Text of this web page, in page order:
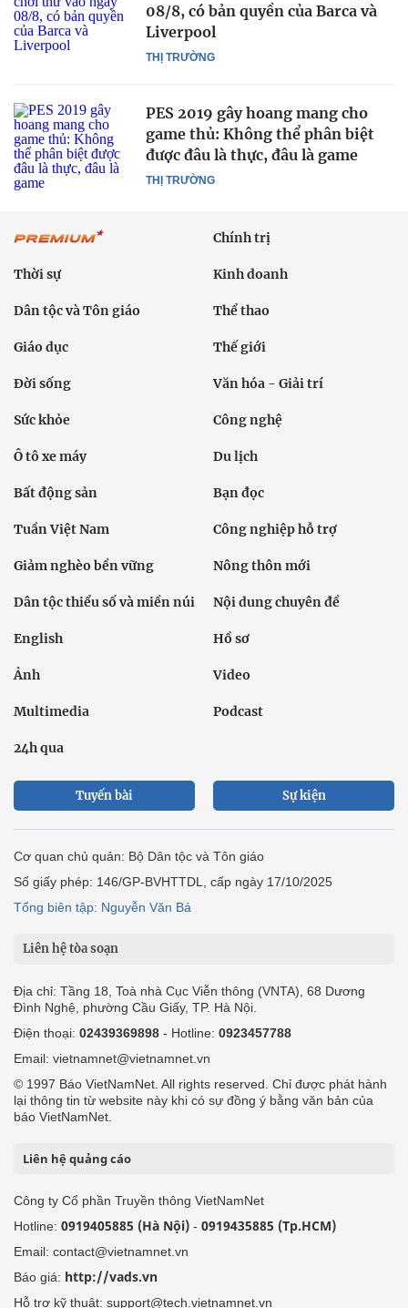
THỊ TRƯỜNG
08/8, có bản quyền của Barca và
Liverpool
THỊ TRƯỜNG
PES 2019 gây hoang mang cho
game thủ: Không thể phân biệt
được đâu là thực, đâu là game
Chính trị
Thời sự Kinh doanh
Dân tộc và Tôn giáo Thể thao
Giáo dục Thế giới
Đời sống Văn hóa - Giải trí
Sức khỏe Công nghệ
Ô tô xe máy Du lịch
Bất động sản Bạn đọc
Tuần Việt Nam Công nghiệp hỗ trợ
Giảm nghèo bền vững Nông thôn mới
Dân tộc thiểu số và miền núi Nội dung chuyên đề
English Hồ sơ
Ảnh Video
Multimedia Podcast
24h qua
Tuyến bài Sự kiện
Cơ quan chủ quản: Bộ Dân tộc và Tôn giáo
Số giấy phép: 146/GP-BVHTTDL, cấp ngày 17/10/2025
Tổng biên tập: Nguyễn Văn Bá
Liên hệ tòa soạn
Địa chỉ: Tầng 18, Toà nhà Cục Viễn thông (VNTA), 68 Dương
Đình Nghệ, phường Cầu Giấy, TP. Hà Nội.
Điện thoại: 02439369898 - Hotline: 0923457788
Email: vietnamnet@vietnamnet.vn
© 1997 Báo VietNamNet. All rights reserved. Chỉ được phát hành
lại thông tin từ website này khi có sự đồng ý bằng văn bản của
báo VietNamNet.
Liên hệ quảng cáo
Công ty Cổ phần Truyền thông VietNamNet
Hotline: 0919405885 (Hà Nội) - 0919435885 (Tp.HCM)
Email: contact@vietnamnet.vn
Báo giá: http://vads.vn
Hỗ trợ kỹ thuật: support@tech.vietnamnet.vn